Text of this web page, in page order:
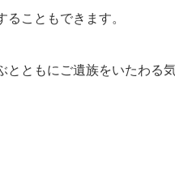
こともできます。
ともにご遺族をいたわる